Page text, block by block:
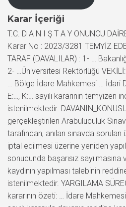
Karar İçeriği
T.C. D A N I Ş T A Y ONUNCU
Karar No : 2023/3281 TEMYİZ
TARAF (DAVALILAR) : 1- …
2- …Üniversitesi Rektörlüğü
… Bölge İdare Mahkemesi … İdari
E:…, K:… sayılı kararının temyizen
istenilmektedir.
gerçekleştirilen Arabuluculuk
tarafından, anılan sınavda sorulan
iptal edilmesi üzerine yeniden
sonucunda başarısız
kaydının yapılması talebinin
istenilmektedir. YARGILAMA
kararının özeti: … İdare